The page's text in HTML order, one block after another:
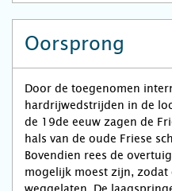
Oorsprong
Door de toegenomen
hardrijwedstrijden in de
de 19de eeuw zagen de
hals van de oude Friese
Bovendien rees de
mogelijk moest zijn,